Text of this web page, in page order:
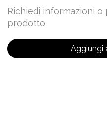
Richiedi informazioni
prodotto
Aggiungi